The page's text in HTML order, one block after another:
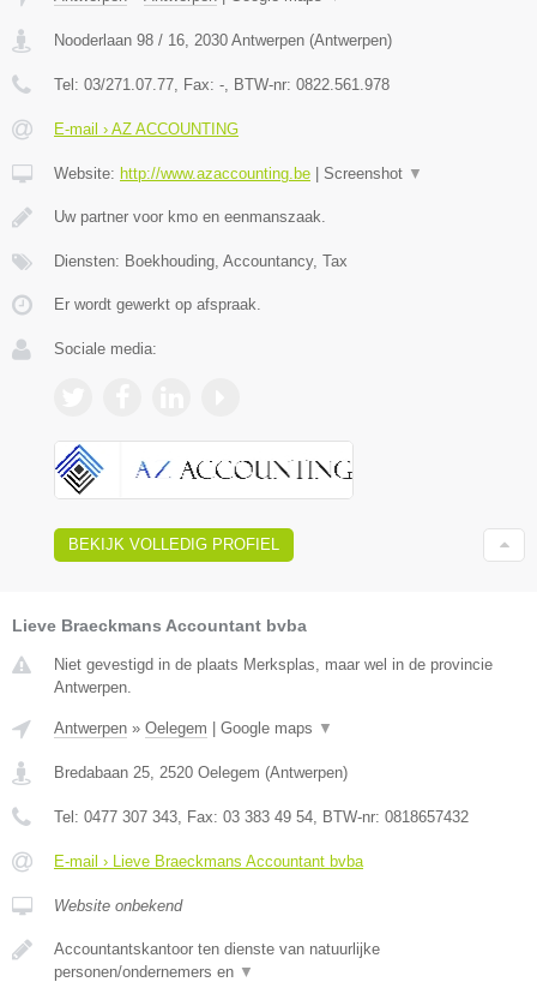
Nooderlaan 98 / 16, 2030 Antwerpen (Antwerpen)
Tel: 03/271.07.77, Fax: -, BTW-nr: 0822.561.978
E-mail › AZ ACCOUNTING
Website: http://www.azaccounting.be Screenshot ▼
Uw partner voor kmo en eenmanszaak.
Diensten: Boekhouding, Accountancy, Tax
Er wordt gewerkt op afspraak.
Sociale media:
BEKIJK VOLLEDIG PROFIEL
Lieve Braeckmans Accountant bvba
Niet gevestigd in de plaats Merksplas, maar wel in de provincie
Antwerpen.
Antwerpen » Oelegem Google maps ▼
Bredabaan 25 2520 Oelegem (Antwerpen)
Tel: 0477 307 343 , Fax: 03 383 49 54 , BTW-nr: 0818657432
E-mail › Lieve Braeckmans Accountant bvba
Website onbekend
Accountantskantoor ten dienste van natuurlijke
personen/ondernemers en ▼